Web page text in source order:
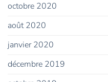
octobre 2020
août 2020
janvier 2020
décembre 2019